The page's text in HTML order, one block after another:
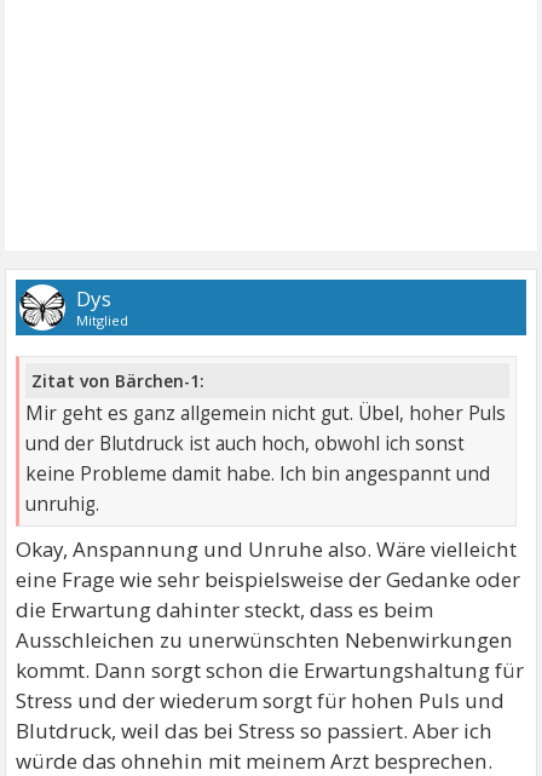
Dys
Mitglied
Zitat von Bärchen-1:
Mir geht es ganz allgemein nicht gut. Übel, hoher Puls
und der Blutdruck ist auch hoch, obwohl ich sonst
keine Probleme damit habe. Ich bin angespannt und
unruhig.
Okay, Anspannung und Unruhe also. Wäre vielleicht
eine Frage wie sehr beispielsweise der Gedanke oder
die Erwartung dahinter steckt, dass es beim
Ausschleichen zu unerwünschten Nebenwirkungen
kommt. Dann sorgt schon die Erwartungshaltung für
Stress und der wiederum sorgt für hohen Puls und
Blutdruck, weil das bei Stress so passiert. Aber ich
würde das ohnehin mit meinem Arzt besprechen.